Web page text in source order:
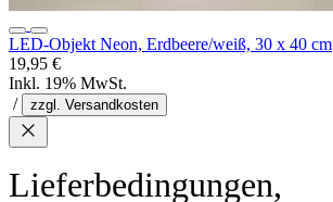
LED-Objekt Neon, Erdbeere/weiß, 30 x 40 cm
19,95 €
Inkl. 19% MwSt.
/
zzgl. Versandkosten
Lieferbedingungen,